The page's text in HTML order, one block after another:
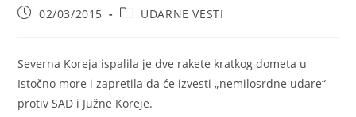
Post02/03/2015
PostUDARNE VESTI
Severna Koreja ispalila je dve rakete kratkog dometa u
Istočno more i zapretila da će izvesti „nemilosrdne udare“
protiv SAD i Južne Koreje.